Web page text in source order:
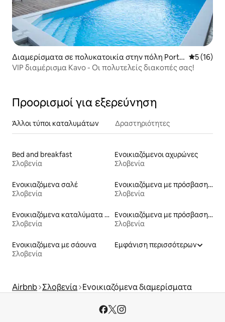
Διαμερίσματα σε πολυκατοικία στην πόλη Porto
rož
Μέση
5 (16)
VIP διαμέρισμα Kavo - Οι πολυτελείς διακοπές σας!
Προορισμοί για εξερεύνηση
Άλλοι τύποι καταλυμάτων Δραστηριότητες
Bed and breakfast
Σλοβενία
Ενοικιαζόμενοι αχυρώνες
Σλοβενία
Ενοικιαζόμενα σαλέ
Σλοβενία
Ενοικιαζόμενα με πρόσβαση σε σκι
Σλοβενία
Ενοικιαζόμενα καταλύματα σε φάρμα
Σλοβενία
Ενοικιαζόμενα με πρόσβαση σε παραλία
Σλοβενία
Ενοικιαζόμενα με σάουνα
Σλοβενία
Εμφάνιση περισσότερων
Airbnb Σλοβενία Ενοικιαζόμενα διαμερίσματα